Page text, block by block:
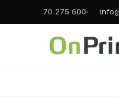
70 275 600